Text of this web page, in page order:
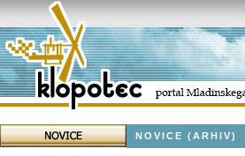
NOVICE (ARHIV)